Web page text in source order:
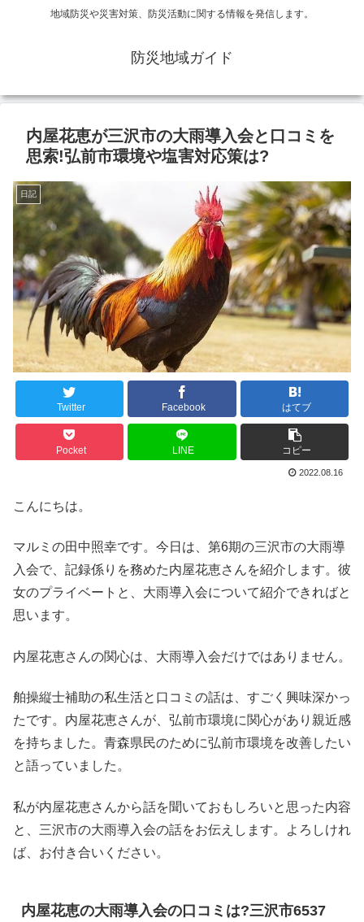
地域防災や災害対策、防災活動に関する情報を発信します。
防災地域ガイド
内屋花恵が三沢市の大雨導入会と口コミを
思索!弘前市環境や塩害対応策は?
日記
Twitter Facebook はてブ
Pocket LINE コピー
2022.08.16
こんにちは。
マルミの田中照幸です。今日は、第6期の三沢市の大雨導
入会で、記録係りを務めた内屋花恵さんを紹介します。彼
女のプライベートと、大雨導入会について紹介できればと
思います。
内屋花恵さんの関心は、大雨導入会だけではありません。
舶操縦士補助の私生活と口コミの話は、すごく興味深かっ
たです。内屋花恵さんが、弘前市環境に関心があり親近感
を持ちました。青森県民のために弘前市環境を改善したい
と語っていました。
私が内屋花恵さんから話を聞いておもしろいと思った内容
と、三沢市の大雨導入会の話をお伝えします。よろしけれ
ば、お付き合いください。
内屋花恵の大雨導入会の口コミは?三沢市6537